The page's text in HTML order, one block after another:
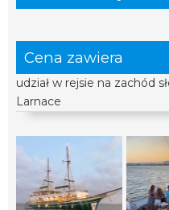
Cena zawiera
udział w rejsie na zachód
Larnace